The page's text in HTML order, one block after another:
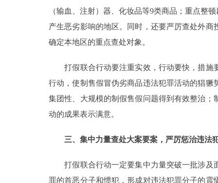
（输血、注射）器、化妆品等9类商品；重点整
产生恶劣影响的地区。同时，还要严厉查处外
确定本地区的重点查处对象。
打假联合行动要注重实效，行动要快，措施
行动，使制售假冒伪劣商品违法犯罪活动的猖
集团性、大规模的制假售假问题得到有效整治
动的成果表示满意。
三、集中力量查处大案要案，严厉惩治违法
打假联合行动一定要集中力量突破一批涉及
罪的首恶分子和惯犯，形成对违法犯罪分子的